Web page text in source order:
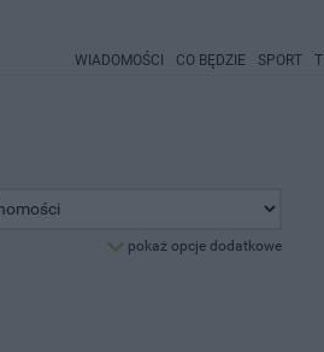
WIADOMOŚCI CO BĘDZIE SPORT
pokaż opcje dodatkowe